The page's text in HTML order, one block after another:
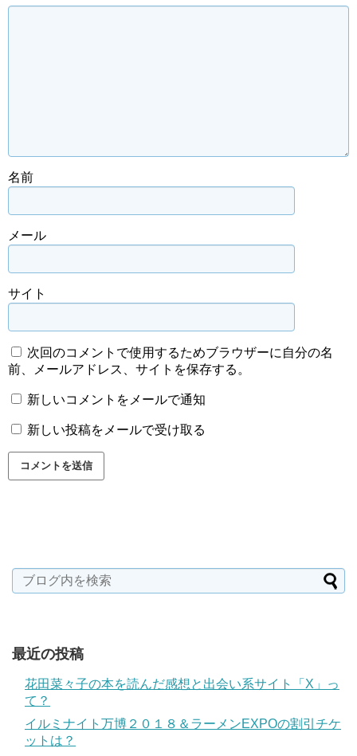
名前
メール
サイト
次回のコメントで使用するためブラウザーに自分の名
前、メールアドレス、サイトを保存する。
新しいコメントをメールで通知
新しい投稿をメールで受け取る
最近の投稿
花田菜々子の本を読んだ感想と出会い系サイト「X」っ
て？
イルミナイト万博２０１８＆ラーメンEXPOの割引チケ
ットは？